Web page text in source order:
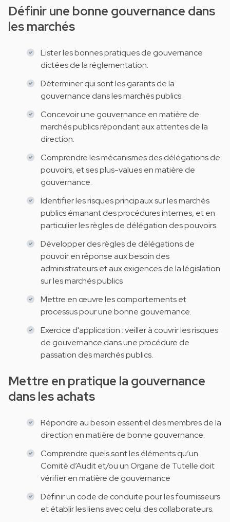
Définir une bonne gouvernance dans
les marchés
Lister les bonnes pratiques de gouvernance
dictées de la réglementation.
Déterminer qui sont les garants de la
gouvernance dans les marchés publics.
Concevoir une gouvernance en matière de
marchés publics répondant aux attentes de la
direction.
Comprendre les mécanismes des délégations de
pouvoirs, et ses plus-values en matière de
gouvernance.
Identifier les risques principaux sur les marchés
publics émanant des procédures internes, et en
particulier les règles de délégation des pouvoirs.
Développer des règles de délégations de
pouvoir en réponse aux besoin des
administrateurs et aux exigences de la législation
sur les marchés publics
Mettre en œuvre les comportements et
processus pour une bonne gouvernance.
Exercice d'application : veiller à couvrir les risques
de gouvernance dans une procédure de
passation des marchés publics.
Mettre en pratique la gouvernance
dans les achats
Répondre au besoin essentiel des membres de la
direction en matière de bonne gouvernance.
Comprendre quels sont les éléments qu’un
Comité d’Audit et/ou un Organe de Tutelle doit
vérifier en matière de gouvernance
Définir un code de conduite pour les fournisseurs
et établir les liens avec celui des collaborateurs.